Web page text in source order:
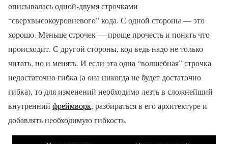
описывалась одной-двумя строчками
“сверхвысокоуровневого” кода. С одной стороны — это
хорошо. Меньше строчек — проще прочесть и понять что
происходит. С другой стороны, код ведь надо не только
читать, но и менять. И если эта одна “волшебная” строчка
недостаточно гибка (а она никогда не будет достаточно
гибка), то для изменений необходимо лезть в сложнейший
внутренний фреймворк, разбираться в его архитектуре и
добавлять необходимую гибкость.